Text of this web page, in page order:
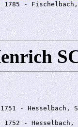
1785 -
- Hesselbach,
1752 -